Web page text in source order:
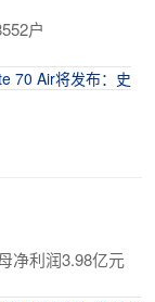
户
70 Air将发布：史
净利润3.98亿元